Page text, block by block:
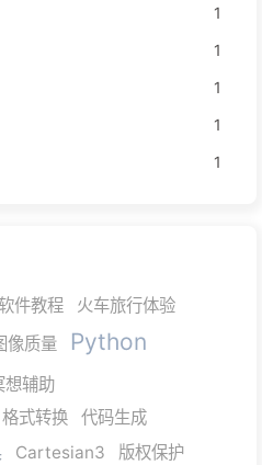
1
1
1
1
1
件教程 火车旅行体验
像质量 Python
想辅助
格式转换
代码生成
Cartesian3
版权保护